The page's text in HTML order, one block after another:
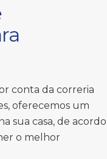
conta da correria
oferecemos um
sua casa, de acordo
o melhor